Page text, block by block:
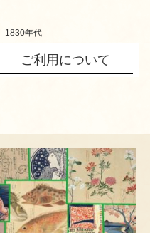
1830年代
ご利用について